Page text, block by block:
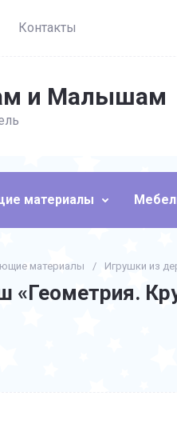
Контакты
и Малышам
материалы
материалы / Игрушки из